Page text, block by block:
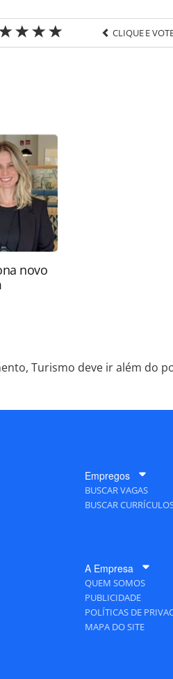
CLIQUE E
09/pelo-desenvolvimento-
ou as ferramentas oferecidas na
Editora é protegido pela
sem autorização da
novo
Turismo deve ir além do
Empregos
BUSCAR VAGAS
BUSCAR
A Empresa
QUEM SOMOS
PUBLICIDADE
POLÍTICAS DE
MAPA DO SITE